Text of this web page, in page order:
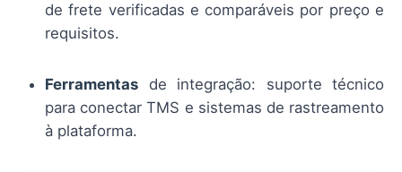
de frete verificadas e comparáveis por preço e
requisitos.
Ferramentas de integração: suporte técnico
para conectar TMS e sistemas de rastreamento
à plataforma.